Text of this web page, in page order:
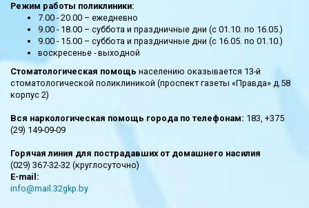
Режим работы поликлиники:
7.00 - 20.00 – ежедневно
9.00 - 18.00 – суббота и праздничные дни (с 01.10. по 16.05.)
9.00 - 15.00 – суббота и праздничные дни (с 16.05. по 01.10.)
воскресенье - выходной
Стоматологическая помощь населению оказывается 13-й
стоматологической поликлиникой (проспект газеты «Правда» д.58
корпус 2)
Вся наркологическая помощь города по телефонам: 183, +375
(29) 149-09-09
Горячая линия для пострадавших от домашнего насилия
(029) 367-32-32 (круглосуточно)
E-mail:
info@mail.32gkp.by